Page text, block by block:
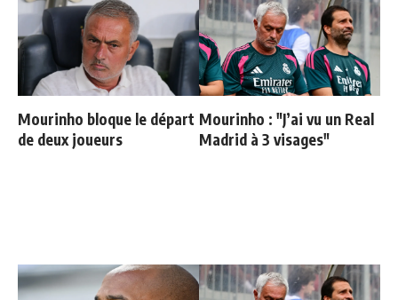
Mourinho bloque le départ
de deux joueurs
Mourinho : "J’ai vu un Real
Madrid à 3 visages"